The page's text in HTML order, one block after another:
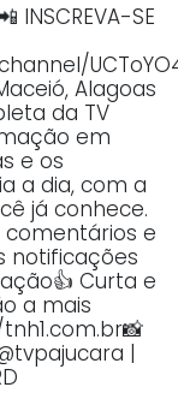
SE
Alagoas
da TV
em
e os
a dia, com a
já conhece.
comentários e
notificações
Curta e
a mais
|